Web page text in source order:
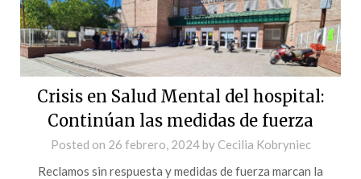
Crisis en Salud Mental del hospital:
Continúan las medidas de fuerza
Posted on 26 febrero, 2024by Cecilia Kobryniec
Reclamos sin respuesta y medidas de fuerza marcan la